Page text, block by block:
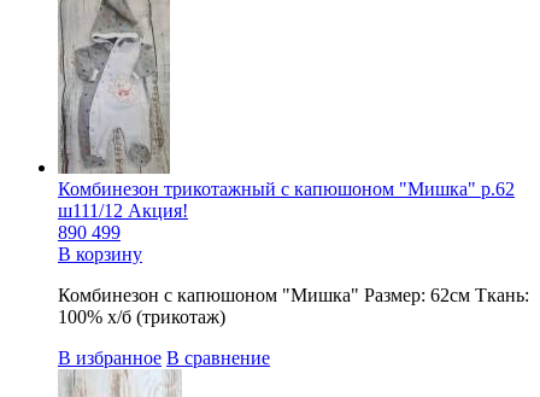
Комбинезон трикотажный с капюшоном "Мишка" р.62
ш111/12 Акция!
890 499
В корзину
Комбинезон с капюшоном "Мишка" Размер: 62см Ткань:
100% х/б (трикотаж)
В избранное В сравнение